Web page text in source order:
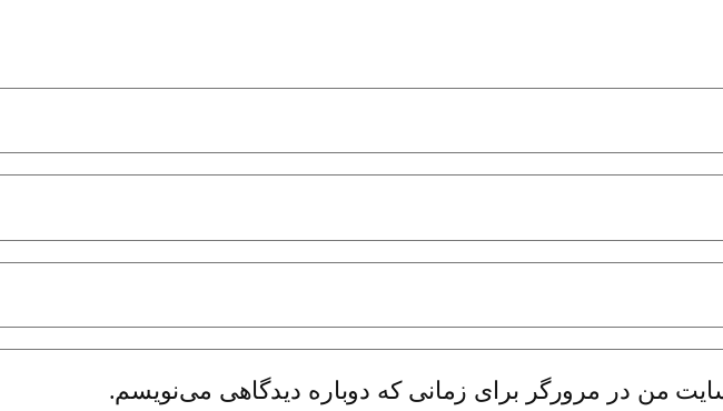
من در مرورگر برای زمانی که دوباره دیدگاهی می‌نویسم.